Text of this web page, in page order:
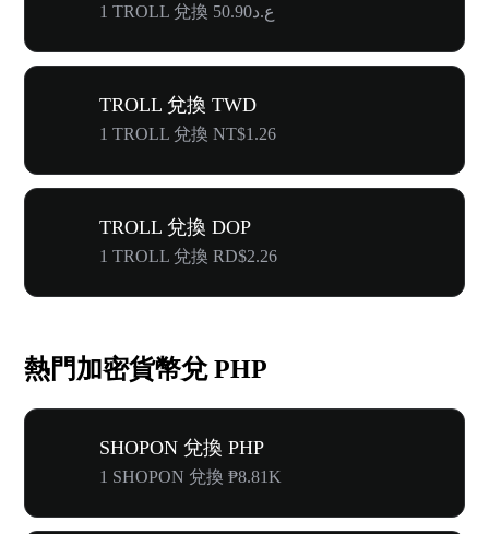
1 TROLL 兌換 ع.د50.90
TROLL 兌換 TWD
1 TROLL 兌換 NT$1.26
TROLL 兌換 DOP
1 TROLL 兌換 RD$2.26
熱門加密貨幣兌 PHP
SHOPON 兌換 PHP
1 SHOPON 兌換 ₱8.81K